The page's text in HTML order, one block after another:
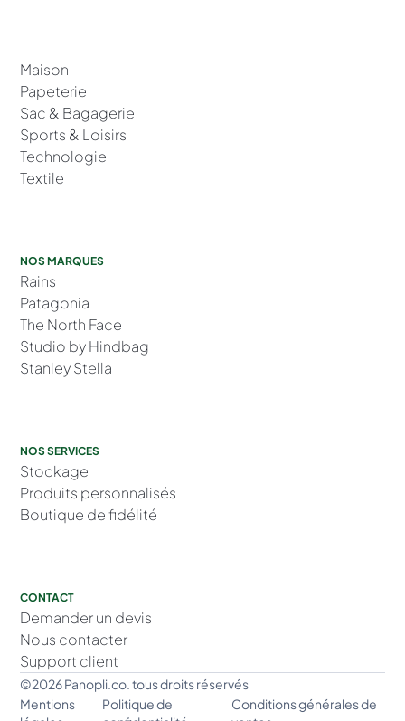
Maison
Papeterie
Sac & Bagagerie
Sports & Loisirs
Technologie
Textile
NOS MARQUES
Rains
Patagonia
The North Face
Studio by Hindbag
Stanley Stella
NOS SERVICES
Stockage
Produits personnalisés
Boutique de fidélité
CONTACT
Demander un devis
Nous contacter
Support client
©2026 Panopli.co. tous droits réservés
Mentions
Politique de
Conditions générales de